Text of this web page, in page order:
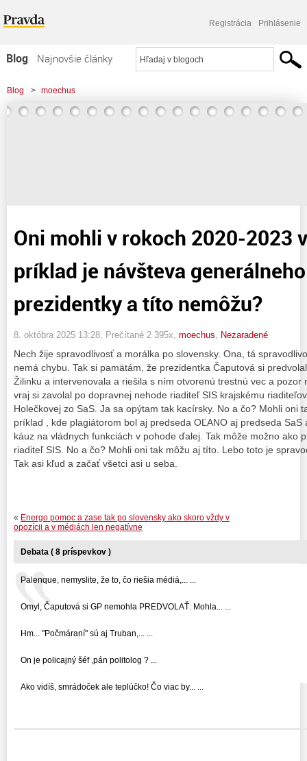
Registrácia Prihlásenie
Blog
Najnovšie články
Najčítanejšie články
Najkomentovanejšie články
Blog > moechus
> Oni mohli v rokoch 2020-2023 všetko a ako príklad je návšteva generálneho
Oni mohli v rokoch 2020-2023
príklad je návšteva
prezidentky a títo nemôžu?
8. októbra 2025 13:28 , Prečítané 2 395x, moechus Nezaradené
Nech žije spravodlivosť a morálka po slovensky. Ona, tá
nemá chybu. Tak si pamätám, že prezidentka Čaputová si
Žilinku a intervenovala a riešila s ním otvorenú trestnú vec a pozor
vraj si zavolal po dopravnej nehode riaditeľ SIS krajskému
Holečkovej zo SaS. Ja sa opýtam tak kacírsky. No a čo? Mohli oni
príklad , kde plagiátorom bol aj predseda OĽANO aj predseda
káuz na vládnych funkciách v pohode ďalej. Tak môže možno ako
riaditeľ SIS. No a čo? Mohli oni tak môžu aj títo. Lebo toto je
Tak asi kľud a začať všetci asi u seba.
« Energo pomoc a zase tak po slovensky ako skoro vždy v
opozícii a v médiách len negatívne
Debata ( 8 príspevkov )
Palenque, nemyslite, že to, čo riešia médiá,... ...
Omyl, Čaputová si GP nemohla PREDVOLAŤ. Mohla... ...
Hm... "Počmáraní" sú aj Truban,... ...
On je policajný šéf ,pán politolog ? ...
Ako vidíš, smrádoček ale teplúčko! Čo viac by... ...